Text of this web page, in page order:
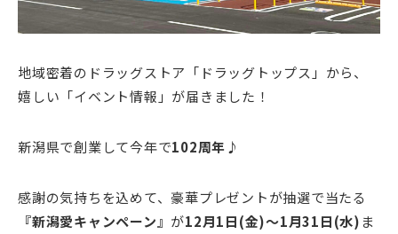
地域密着のドラッグストア「ドラッグトップス」から、
嬉しい「イベント情報」が届きました！
新潟県で創業して今年で102周年 ♪
感謝の気持ちを込めて、豪華プレゼントが抽選で当たる
『新潟愛キャンペーン』 が12月1日(金)～1月31日(水) ま